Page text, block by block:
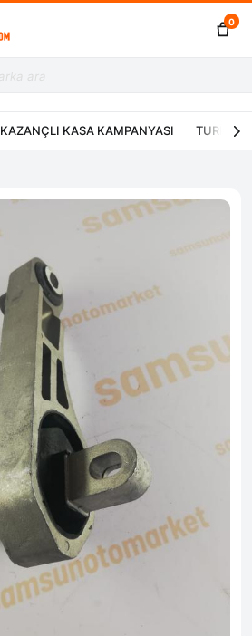
0
KAZANÇLI KASA KAMPANYASI TURBO